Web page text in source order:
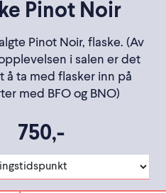
Pinot Noir
Pinot Noir, flaske. (Av
i salen er det
å ta med flasker inn på
med BFO og BNO)
750,-